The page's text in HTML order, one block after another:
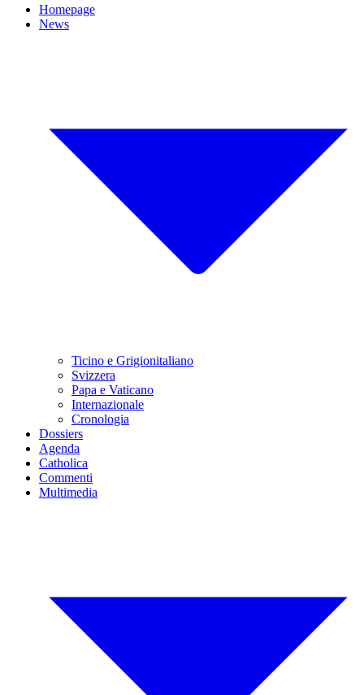
Homepage
News
Ticino e Grigionitaliano
Svizzera
Papa e Vaticano
Internazionale
Cronologia
Dossiers
Agenda
Catholica
Commenti
Multimedia